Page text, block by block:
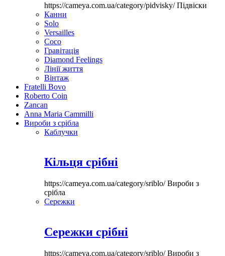
https://cameya.com.ua/category/pidvisky/Підвіски
Канни
Solo
Versailles
Coco
Гравітація
Diamond Feelings
Лінії життя
Вінтаж
Fratelli Bovo
Roberto Coin
Zancan
Anna Maria Cammilli
Вироби з срібла
Каблучки
Кільця срібні
https://cameya.com.ua/category/sriblo/Вироби з
срібла
Сережки
Сережки срібні
https://cameya.com.ua/category/sriblo/Вироби з